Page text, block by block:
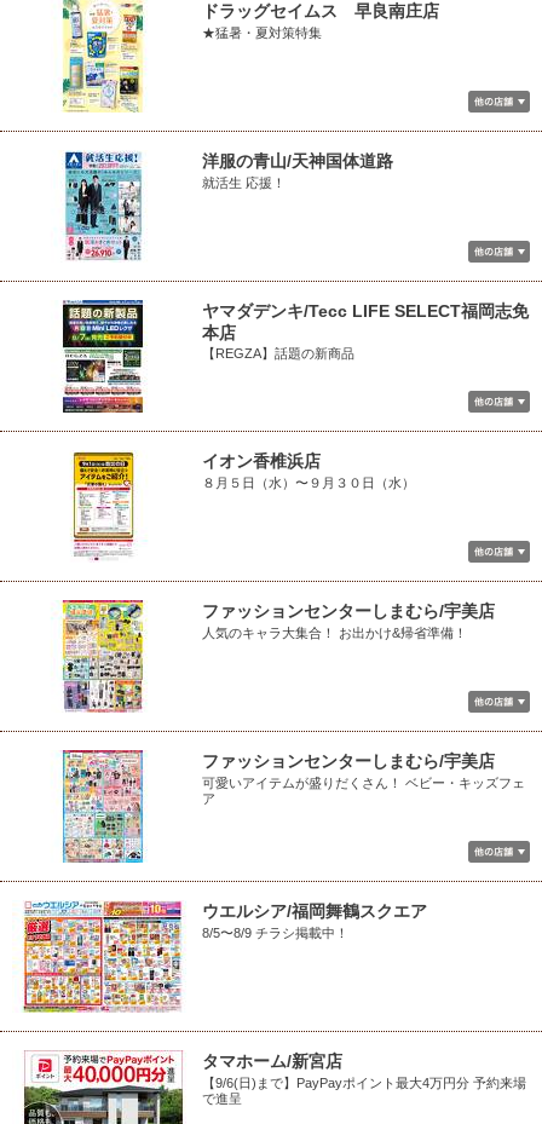
ドラッグセイムス 早良南庄店
★猛暑・夏対策特集
洋服の青山/天神国体道路
就活生 応援！
ヤマダデンキ/Tecc LIFE SELECT福岡志免
本店
【REGZA】話題の新商品
イオン香椎浜店
８月５日（水）〜９月３０日（水）
ファッションセンターしまむら/宇美店
人気のキャラ大集合！ お出かけ&帰省準備！
ファッションセンターしまむら/宇美店
可愛いアイテムが盛りだくさん！ ベビー・キッズフェ
ア
ウエルシア/福岡舞鶴スクエア
8/5〜8/9 チラシ掲載中！
タマホーム/新宮店
【9/6(日)まで】PayPayポイント最大4万円分 予約来場
で進呈